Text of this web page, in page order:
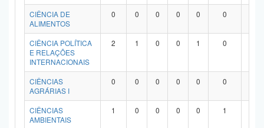
CIÊNCIA DE
ALIMENTOS
0 0 0 0 0 0
CIÊNCIA POLÍTICA
E RELAÇÕES
INTERNACIONAIS
2 1 0 0 1 0
CIÊNCIAS
AGRÁRIAS I
0 0 0 0 0 0
CIÊNCIAS
AMBIENTAIS
1 0 0 0 0 1